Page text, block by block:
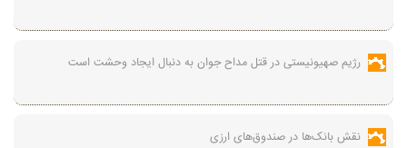
رژیم صهیونیستی در قتل مداح جوان به دنبال ایجاد وحشت است
نقش بانک‌ها در صندوق‌های ارزی